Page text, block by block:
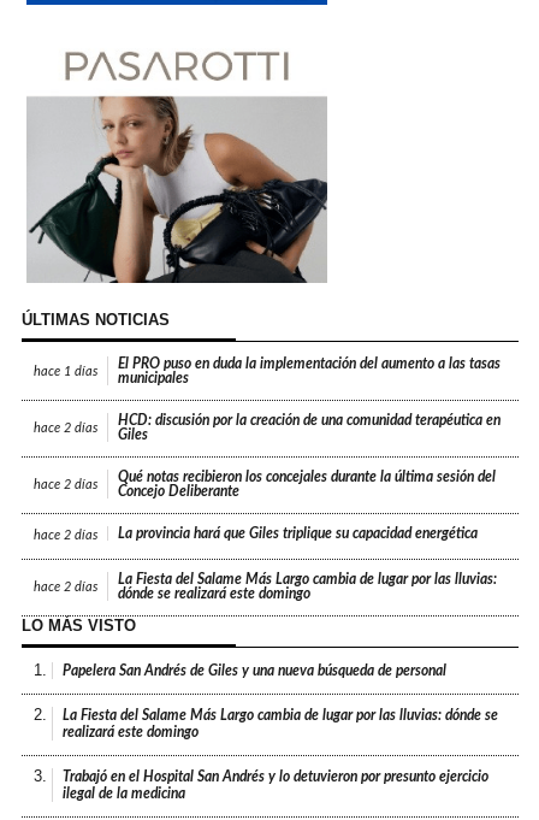
ÚLTIMAS NOTICIAS
hace 1 días
El PRO puso en duda la implementación del aumento a las tasas
municipales
hace 2 días
HCD: discusión por la creación de una comunidad terapéutica en
Giles
hace 2 días
Qué notas recibieron los concejales durante la última sesión del
Concejo Deliberante
hace 2 días La provincia hará que Giles triplique su capacidad energética
hace 2 días
La Fiesta del Salame Más Largo cambia de lugar por las lluvias:
dónde se realizará este domingo
LO MÁS VISTO
1. Papelera San Andrés de Giles y una nueva búsqueda de personal
2.
La Fiesta del Salame Más Largo cambia de lugar por las lluvias: dónde se
realizará este domingo
3.
Trabajó en el Hospital San Andrés y lo detuvieron por presunto ejercicio
ilegal de la medicina